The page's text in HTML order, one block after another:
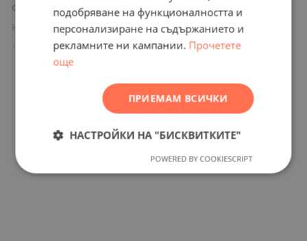
специализирани фирми, които са част от
нашата корпоративна група и са наши
дългогодишни професионални партньори.
Местоположение на
картата
GERMAN
FRENCH
ROMANIAN
SERBIAN
CZECH
подобряване на функционалността и
персонализиране на съдържанието и
рекламните ни кампании. Прочетете
още
ПРИЕМАМ ВСИЧКИ
НАСТРОЙКИ НА "БИСКВИТКИТЕ"
POWERED BY COOKIESCRIPT